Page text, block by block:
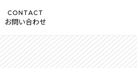
CONTACT
お問い合わせ